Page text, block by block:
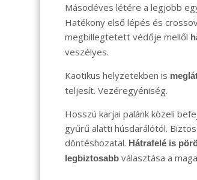
Másodéves létére a legjobb
Hatékony első lépés és
megbillegtetett védője mellől
veszélyes.
Kaotikus helyzetekben is
teljesít. Vezéregyéniség.
Hosszú karjai palánk közeli
gyűrű alatti húsdarálótól.
döntéshozatal. Hátrafelé is
legbiztosabb választása a